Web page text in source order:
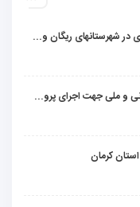
رونمایی از ماشین آلات سنگین راهسازی در شهرستانهای ریگان و گنبکی
تخصیص اعتبارات ارزش افزوده، استانی و ملی جهت اجرای پروژه‌های عمرانی در شهرستان گنبکی
کرمان